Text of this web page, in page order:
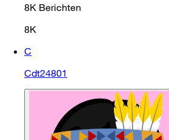
8K Berichten
8K
C
Cdt24801